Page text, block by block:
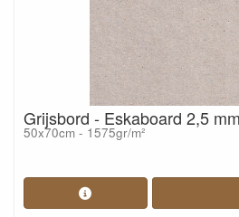
Grijsbord - Eskaboard 2,5
50x70cm - 1575gr/m²